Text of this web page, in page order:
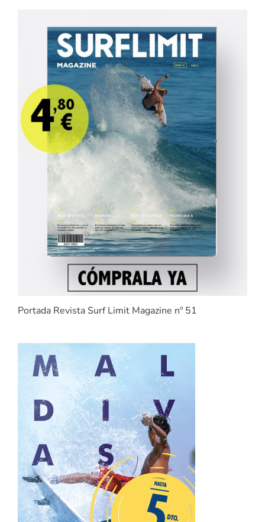
Portada Revista Surf Limit Magazine nº 51